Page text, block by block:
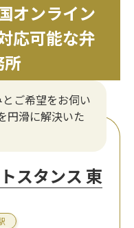
オンライン
応可能な弁
所
とご希望をお伺い
円滑に解決いた
スタンス 東